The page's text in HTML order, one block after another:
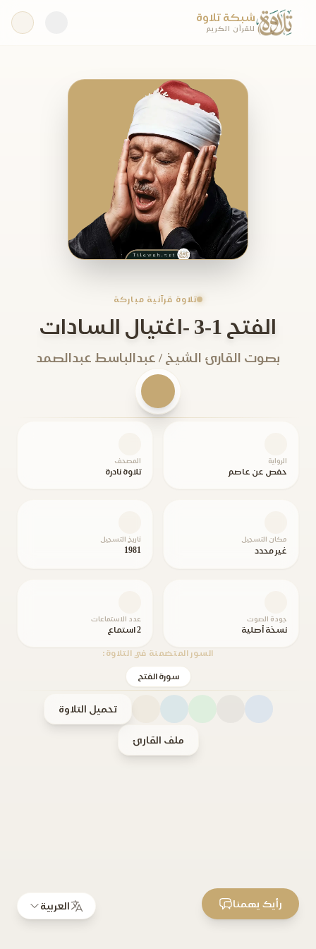
شبكة تلاوة
للقرآن الكريم
تلاوة قرآنية مباركة
الفتح 1-3 -اغتيال السادات
بصوت القارئ الشيخ / عبدالباسط عبدالصمد
الرواية
حفص عن عاصم
المصحف
تلاوة نادرة
مكان التسجيل
غير محدد
تاريخ التسجيل
1981
جودة الصوت
نسخة أصلية
عدد الاستماعات
2 استماع
السور المتضمنة في التلاوة:
سورة الفتح
تحميل التلاوة
ملف القارئ
العربية رأيك يهمنا